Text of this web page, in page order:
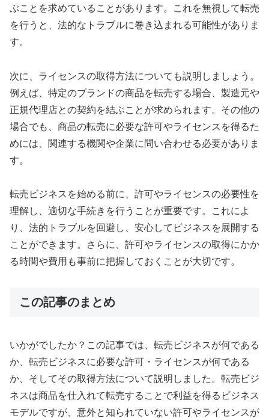
ぶことを求めていることがあります。これを無視して転売
を行うと、法的なトラブルに巻き込まれる可能性がありま
す。
次に、ライセンスの取得方法についても説明しましょう。
例えば、特定のブランドの商品を転売する場合、製造元や
正規代理店との契約を結ぶことが求められます。その他の
場合でも、商品の転売に必要な許可やライセンスを得るた
めには、関連する機関や企業に問い合わせる必要がありま
す。
転売ビジネスを始める前に、許可やライセンスの必要性を
理解し、適切な手続きを行うことが重要です。これによ
り、法的トラブルを回避し、安心してビジネスを展開する
ことができます。さらに、許可やライセンスの取得にかか
る時間や費用も事前に把握しておくことが大切です。
この記事のまとめ
いかがでしたか？この記事では、転売ビジネスが何である
か、転売ビジネスに必要な許可・ライセンスが何である
か、そしてその取得方法について説明しました。転売ビジ
ネスは商品を仕入れて転売することで利益を得るビジネス
モデルですが、意外と知られていない許可やライセンスが